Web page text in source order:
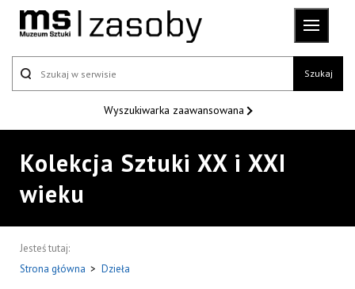
Szukaj
Wyszukiwarka zaawansowana
Kolekcja Sztuki XX i XXI
wieku
Jesteś tutaj:
Strona główna > Dzieła